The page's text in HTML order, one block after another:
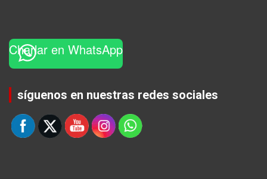
Charlar en WhatsApp
síguenos en nuestras redes sociales